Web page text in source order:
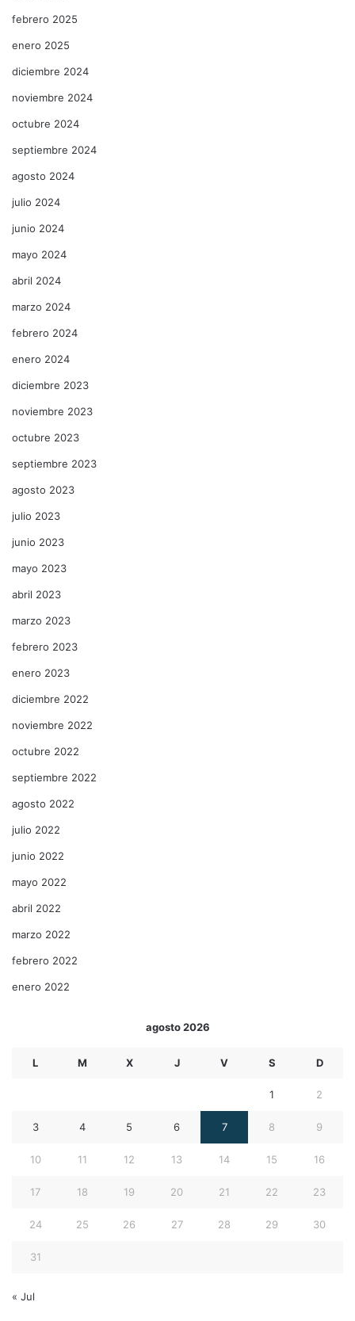
febrero 2025
enero 2025
diciembre 2024
noviembre 2024
octubre 2024
septiembre 2024
agosto 2024
julio 2024
junio 2024
mayo 2024
abril 2024
marzo 2024
febrero 2024
enero 2024
diciembre 2023
noviembre 2023
octubre 2023
septiembre 2023
agosto 2023
julio 2023
junio 2023
mayo 2023
abril 2023
marzo 2023
febrero 2023
enero 2023
diciembre 2022
noviembre 2022
octubre 2022
septiembre 2022
agosto 2022
julio 2022
junio 2022
mayo 2022
abril 2022
marzo 2022
febrero 2022
enero 2022
agosto 2026
L M X J V S D
1 2
3 4 5 6 7 8 9
10 11 12 13 14 15 16
17 18 19 20 21 22 23
24 25 26 27 28 29 30
31
« Jul